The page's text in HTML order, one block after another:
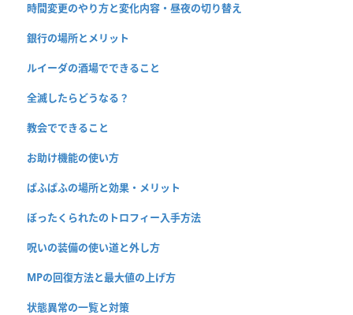
時間変更のやり方と変化内容・昼夜の切り替え
銀行の場所とメリット
ルイーダの酒場でできること
全滅したらどうなる？
教会でできること
お助け機能の使い方
ぱふぱふの場所と効果・メリット
ぼったくられたのトロフィー入手方法
呪いの装備の使い道と外し方
MPの回復方法と最大値の上げ方
状態異常の一覧と対策